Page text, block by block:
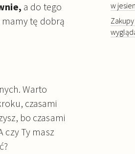
a do tego
mamy tę dobrą
Warto
czasami
bo czasami
czy Ty masz
w